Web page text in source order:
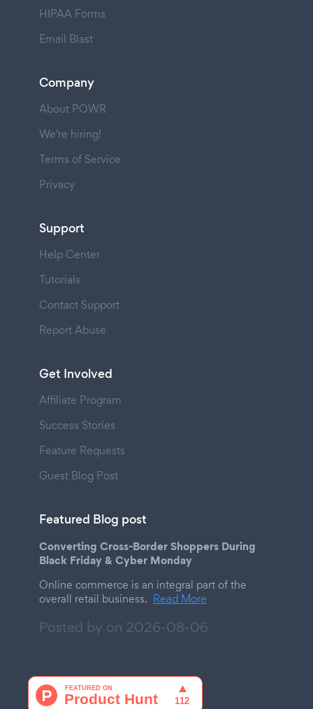
HIPAA Forms
Email Blast
Company
About POWR
We're hiring!
Terms of Service
Privacy
Support
Help Center
Tutorials
Contact Support
Report Abuse
Get Involved
Affiliate Program
Success Stories
Feature Requests
Guest Blog Post
Featured Blog post
Converting Cross-Border Shoppers During
Black Friday & Cyber Monday
Online commerce is an integral part of the
overall retail business. Read More
Posted by on 2026-08-06